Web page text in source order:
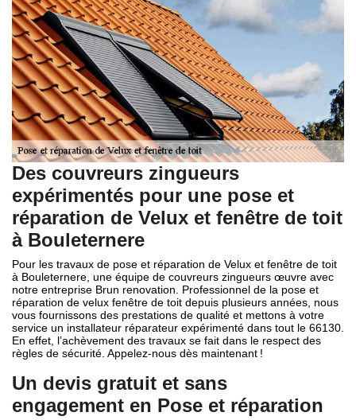
Des couvreurs zingueurs
expérimentés pour une pose et
réparation de Velux et fenêtre de toit
à Bouleternere
Pour les travaux de pose et réparation de Velux et fenêtre de toit
à Bouleternere, une équipe de couvreurs zingueurs œuvre avec
notre entreprise Brun renovation. Professionnel de la pose et
réparation de velux fenêtre de toit depuis plusieurs années, nous
vous fournissons des prestations de qualité et mettons à votre
service un installateur réparateur expérimenté dans tout le 66130.
En effet, l’achèvement des travaux se fait dans le respect des
règles de sécurité. Appelez-nous dès maintenant !
Un devis gratuit et sans
engagement en Pose et réparation